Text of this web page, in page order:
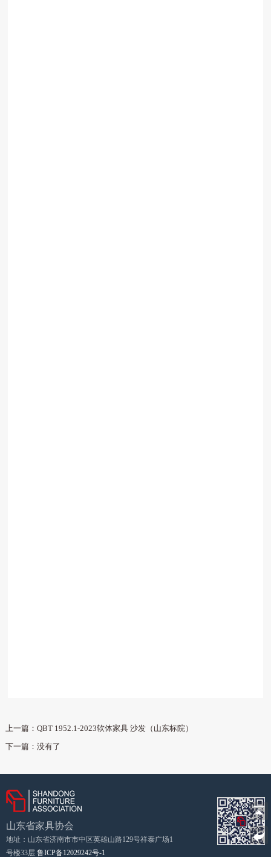


上一篇： QBT 1952.1-2023软体家具 沙发（山东标院）
下一篇：没有了
山东省家具协会
地址：山东省济南市市中区英雄山路129号祥泰广场1
号楼33层 鲁ICP备12029242号-1